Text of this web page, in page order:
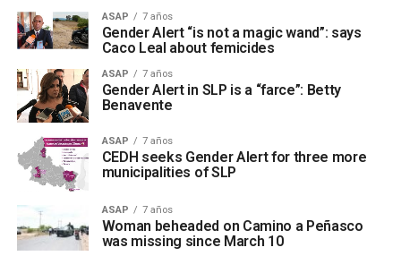
ASAP 7 años
Gender Alert “is not a magic wand”: says
Caco Leal about femicides
ASAP 7 años
Gender Alert in SLP is a “farce”: Betty
Benavente
ASAP 7 años
CEDH seeks Gender Alert for three more
municipalities of SLP
ASAP 7 años
Woman beheaded on Camino a Peñasco
was missing since March 10